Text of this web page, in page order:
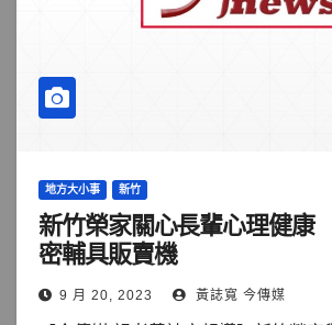
地方大小事 新竹
新竹榮家關心長輩心理健
密輔具販賣機
9 月 20, 2023 黃誌寬 今傳媒